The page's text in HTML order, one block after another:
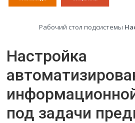
Рабочий стол подсистемы
Настройка
под задачи